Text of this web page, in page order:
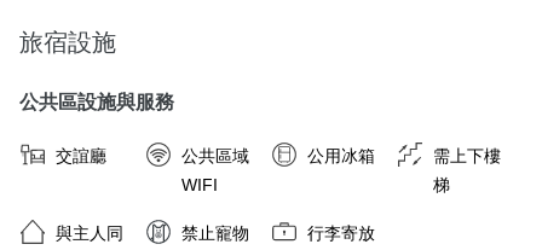
旅宿設施
公共區設施與服務
交誼廳
公共區域
WIFI
公用冰箱
需上下樓
梯
與主人同
禁止寵物 行李寄放